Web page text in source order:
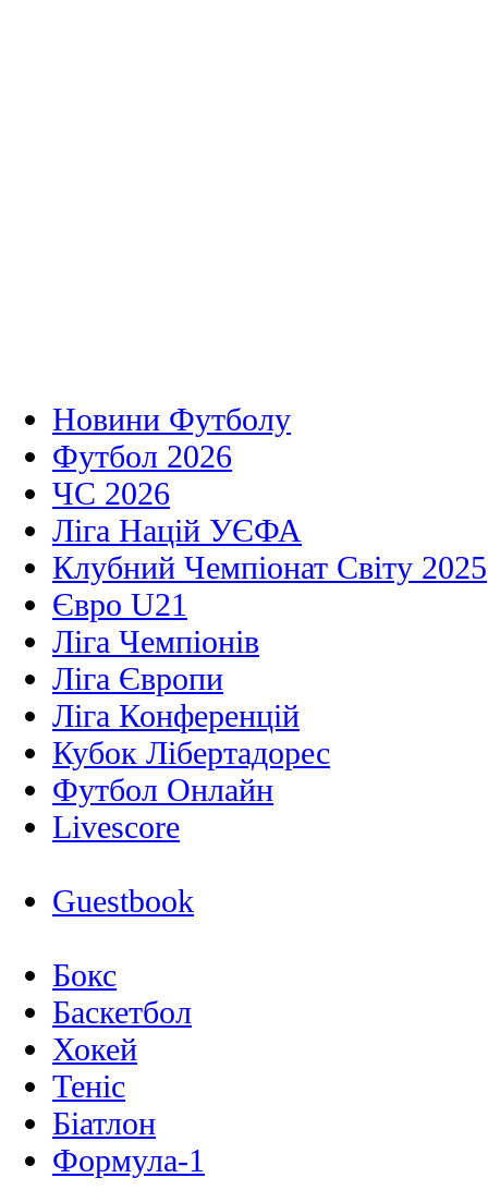
Новини Футболу
Футбол 2026
ЧС 2026
Ліга Націй УЄФА
Клубний Чемпіонат Світу 2025
Євро U21
Ліга Чемпіонів
Ліга Європи
Ліга Конференцій
Кубок Лібертадорес
Футбол Онлайн
Livescore
Guestbook
Бокс
Баскетбол
Хокей
Теніс
Біатлон
Формула-1